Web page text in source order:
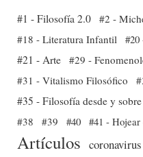
#1 - Filosofía 2.0 #2 -
#18 - Literatura Infantil #20
#21 - Arte #29 -
#31 - Vitalismo Filosófico
#35 - Filosofía desde y
#38
#39 #40 #41 -
Artículos coronavirus